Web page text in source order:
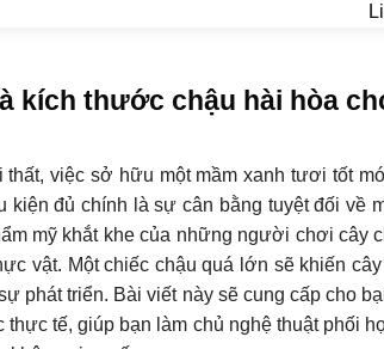
kích thước chậu hài hòa
thất, việc sở hữu một mầm xanh tươi tốt
kiện đủ chính là sự cân bằng tuyệt đối về
mỹ khắt khe của những người chơi cây
vật. Một chiếc chậu quá lớn sẽ khiến
phát triển. Bài viết này sẽ cung cấp cho
thực tế, giúp bạn làm chủ nghệ thuật phối